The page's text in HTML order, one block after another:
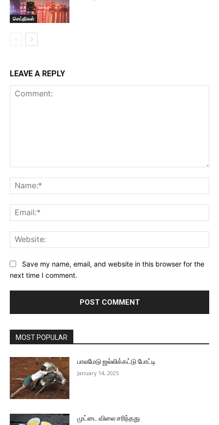
செய்திகள்
LEAVE A REPLY
Save my name, email, and website in this browser for the
next time I comment.
MOST POPULAR
பாலமேடு ஜல்லிக்கட்டு போட்டி
January 14, 2025
முட்டை விலை சரிந்தது